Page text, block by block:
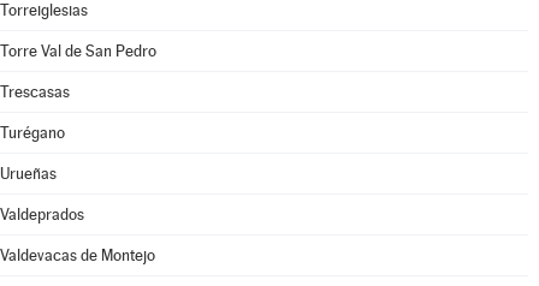
Torreiglesias
Torre Val de San Pedro
Trescasas
Turégano
Urueñas
Valdeprados
Valdevacas de Montejo